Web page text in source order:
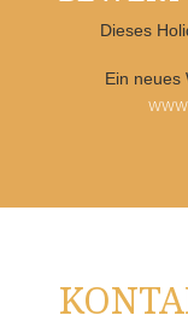
Dieses
Ein neues